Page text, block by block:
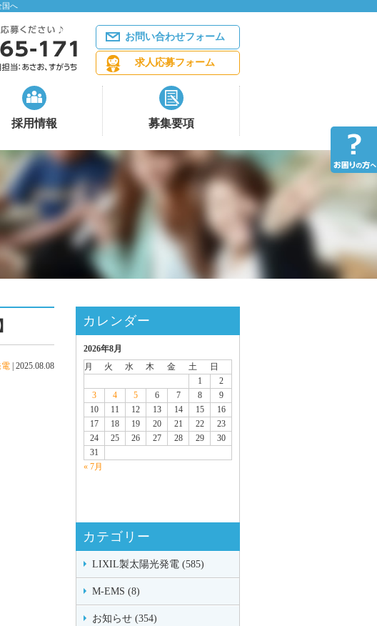
国へ
お問い合わせフォーム
求人応募フォーム
採用情報 募集要項
2025.08.08
カレンダー
2026年8月
月
火 水 木 金 土
日
1
2
3
4 5 6 7 8
9
10
11 12 13 14 15
16
17
18 19 20 21 22
23
24
25 26 27 28 29
30
31
« 7月
カテゴリー
LIXIL製太陽光発電 (585)
M-EMS (8)
お知らせ (354)